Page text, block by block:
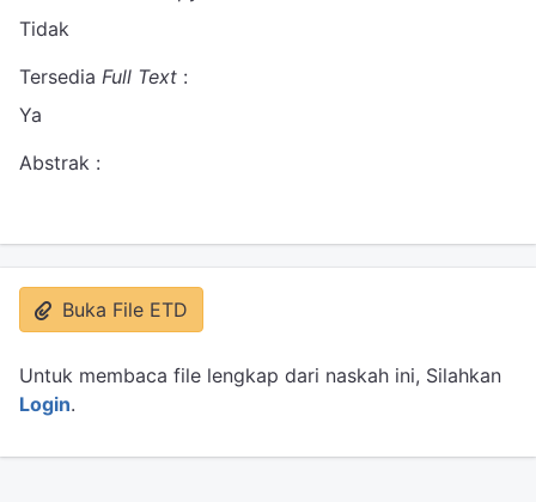
Tidak
Tersedia Full Text :
Ya
Abstrak :
Buka File ETD
Untuk membaca file lengkap dari naskah ini, Silahkan
Login.